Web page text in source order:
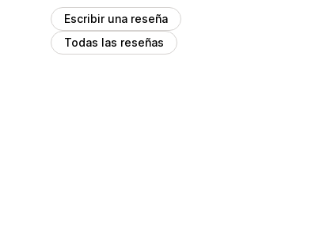
Escribir una reseña
Todas las reseñas